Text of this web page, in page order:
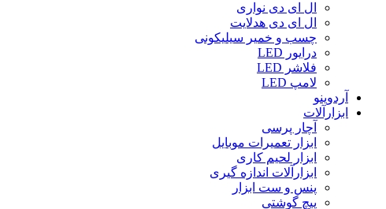
ال ای دی نواری
ال ای دی هدلایت
چسب و خمیر سیلیکونی
درایور LED
فلاشر LED
لامپ LED
آردوینو
ابزارآلات
آچار پرسی
ابزار تعمیرات موبایل
ابزار لحیم کاری
ابزارآلات اندازه گیری
پنس و ست ابزار
پیچ گوشتی